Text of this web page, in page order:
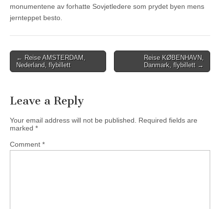
monumentene av forhatte Sovjetledere som prydet byen mens
jernteppet besto.
Post
navigation
← Reise AMSTERDAM,
Nederland, flybillett
Reise KØBENHAVN,
Danmark, flybillett →
Leave a Reply
Your email address will not be published. Required fields are
marked *
Comment *